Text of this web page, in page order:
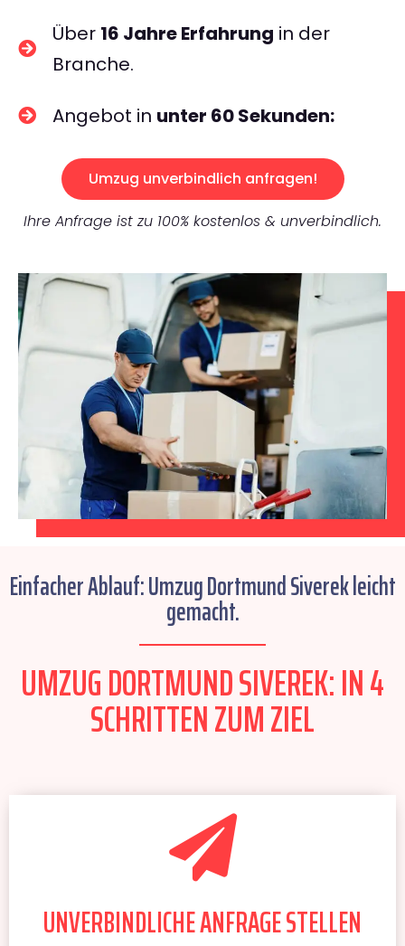
Über 16 Jahre Erfahrung in der
Branche.
Angebot in unter 60 Sekunden:
Umzug unverbindlich anfragen!
Ihre Anfrage ist zu 100% kostenlos & unverbindlich.
Einfacher Ablauf: Umzug Dortmund Siverek leicht
gemacht.
UMZUG DORTMUND SIVEREK: IN 4
SCHRITTEN ZUM ZIEL
UNVERBINDLICHE ANFRAGE STELLEN